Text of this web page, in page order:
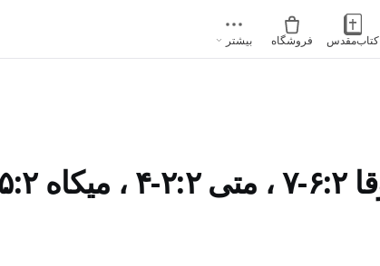
کتاب‌مقدس فروشگاه بیشتر
۵:۲)